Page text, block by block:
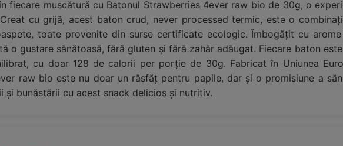
fiecare muscătură cu Batonul Strawberries 4ever raw bio de 30g, o
cu grijă, acest baton crud, never processed termic, este o
toate provenite din surse certificate ecologic. Îmbogățit cu
o gustare sănătoasă, fără gluten și fără zahăr adăugat. Fiecare baton
cu doar 128 de calorii per porție de 30g. Fabricat în Uniunea
raw bio este nu doar un răsfăț pentru papile, dar și o promisiune a
și bunăstării cu acest snack delicios și nutritiv.